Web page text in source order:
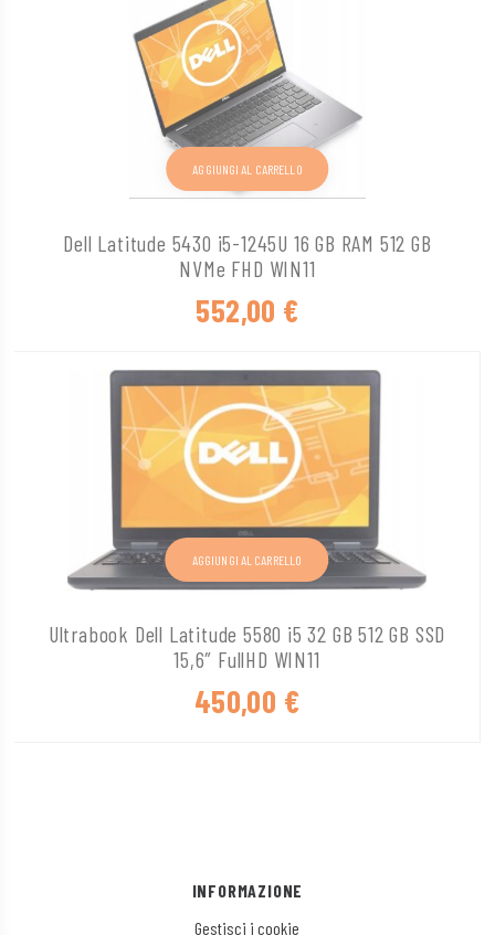
Dell Latitude 5430 i5-1245U 16 GB RAM 512 GB
NVMe FHD WIN11
552,00 €
AGGIUNGI AL CARRELLO
Ultrabook Dell Latitude 5580 i5 32 GB 512 GB SSD
15,6″ FullHD WIN11
450,00 €
AGGIUNGI AL CARRELLO
INFORMAZIONE
Gestisci i cookie